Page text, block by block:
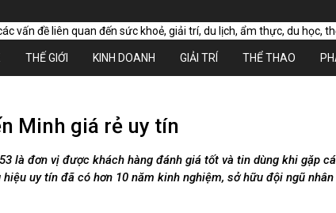
THẾ GIỚI KINH DOANH GIẢI TRÍ THỂ THAO
Minh giá rẻ uy tín
là đơn vị được khách hàng đánh giá tốt và tin dùng khi gặp
uy tín đã có hơn 10 năm kinh nghiệm, sở hữu đội ngũ